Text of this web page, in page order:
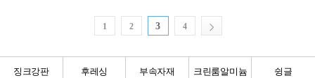
1 2 3 4
징크강판 후레싱 부속자재 크린룸알미늄 슁글